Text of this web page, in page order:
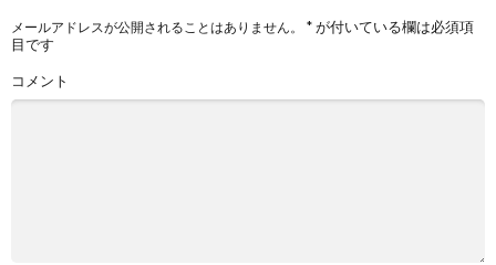
メールアドレスが公開されることはありません。 *が付いている欄は必須項
目です
コメント